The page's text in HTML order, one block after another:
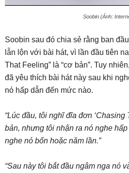
Soobin (Ảnh:
Soobin sau đó chia sẻ rằng ban
lẫn lộn với bài hát, vì lần đầu tiên
That Feeling” là “cơ bản”. Tuy
đã yêu thích bài hát này sau khi
nó hấp dẫn đến mức nào.
“Lúc đầu, tôi nghĩ đĩa đơn ‘Chasing
bản, nhưng tôi nhận ra nó nghe
nghe nó bốn hoặc năm lần.”
“Sau này tôi bắt đầu ngâm nga nó